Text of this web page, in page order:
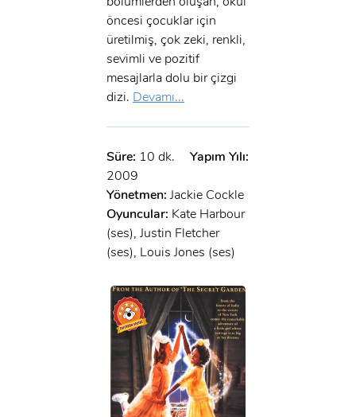
öncesi çocuklar için
üretilmiş, çok zeki, renkli,
sevimli ve pozitif
mesajlarla dolu bir çizgi
dizi. Devamı...
Süre: 10 dk.
Yapım Yılı:
2009
Yönetmen: Jackie Cockle
Oyuncular: Kate Harbour
(ses), Justin Fletcher
(ses), Louis Jones (ses)